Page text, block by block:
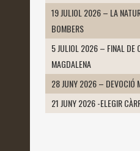
19 JULIOL 2026 – LA
BOMBERS
5 JULIOL 2026 – FINAL DE
MAGDALENA
28 JUNY 2026 – DEVOCIÓ
21 JUNY 2026 -ELEGIR